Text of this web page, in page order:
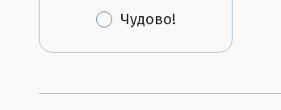
Чудово!